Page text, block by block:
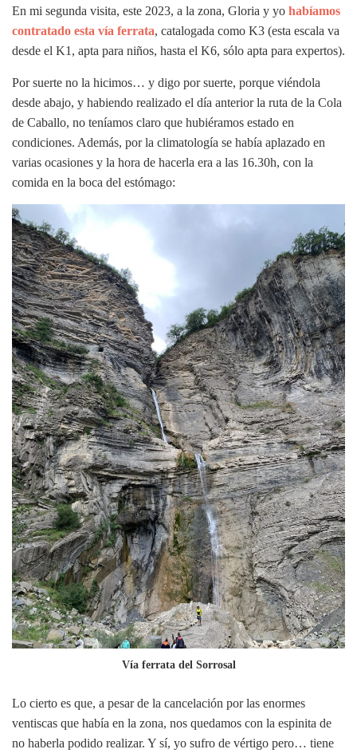
En mi segunda visita, este 2023, a la zona, Gloria y yo habíamos
contratado esta vía ferrata, catalogada como K3 (esta escala va
desde el K1, apta para niños, hasta el K6, sólo apta para expertos).
Por suerte no la hicimos… y digo por suerte, porque viéndola
desde abajo, y habiendo realizado el día anterior la ruta de la Cola
de Caballo, no teníamos claro que hubiéramos estado en
condiciones. Además, por la climatología se había aplazado en
varias ocasiones y la hora de hacerla era a las 16.30h, con la
comida en la boca del estómago:
Vía ferrata del Sorrosal
Lo cierto es que, a pesar de la cancelación por las enormes
ventiscas que había en la zona, nos quedamos con la espinita de
no haberla podido realizar. Y sí, yo sufro de vértigo pero… tiene